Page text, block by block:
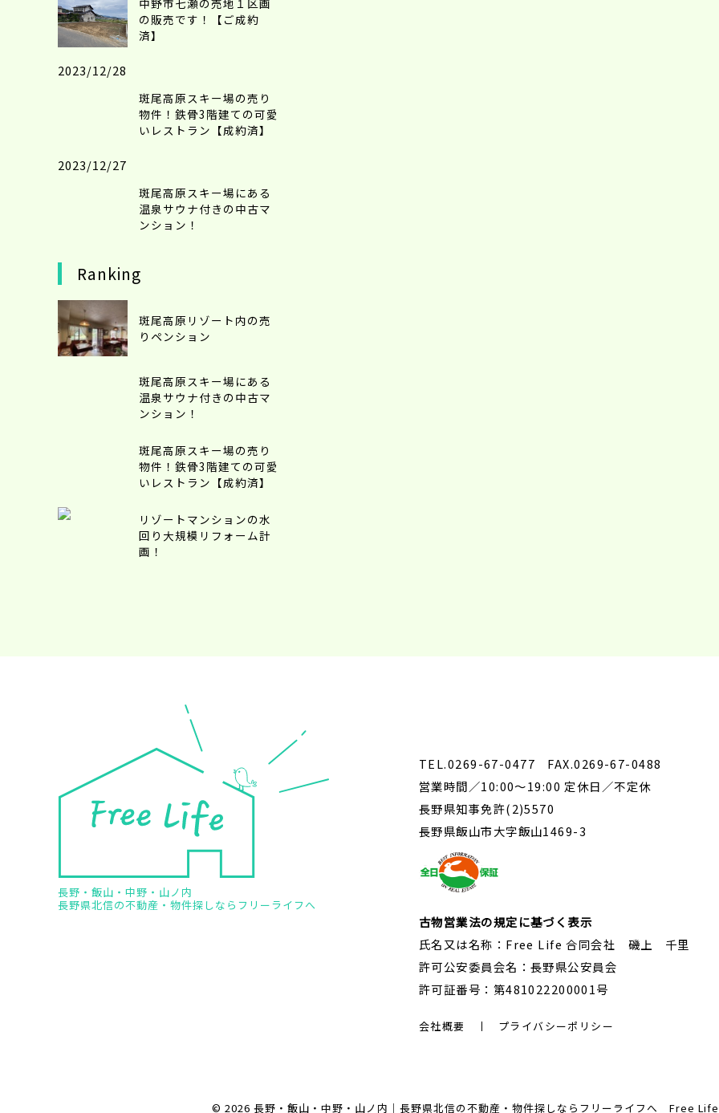
の販売です！【ご成約
済】
2023/12/28
斑尾高原スキー場の売り
物件！鉄骨3階建ての可愛
いレストラン【成約済】
2023/12/27
斑尾高原スキー場にある
温泉サウナ付きの中古マ
ンション！
Ranking
斑尾高原リゾート内の売
りペンション
斑尾高原スキー場にある
温泉サウナ付きの中古マ
ンション！
斑尾高原スキー場の売り
物件！鉄骨3階建ての可愛
いレストラン【成約済】
リゾートマンションの水
回り大規模リフォーム計
画！
長野・飯山・中野・山ノ内
長野県北信の不動産・物件探しならフリーライフへ
TEL.0269-67-0477 FAX.0269-67-0488
営業時間／10:00～19:00 定休日／不定休
長野県知事免許(2)5570
長野県飯山市大字飯山1469-3
古物営業法の規定に基づく表示
氏名又は名称：Free Life 合同会社 磯上 千里
許可公安委員会名：長野県公安員会
許可証番号：第481022200001号
会社概要 プライバシーポリシー
© 2026 長野・飯山・中野・山ノ内｜長野県北信の不動産・物件探しならフリーライフへ Free